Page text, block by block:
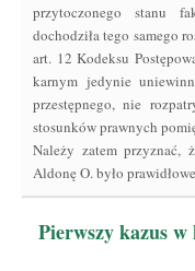
przytoczonego stanu
dochodziła tego samego
art. 12 Kodeksu
karnym jedynie
przestępnego, nie
stosunków prawnych
Należy zatem przyznać,
Aldonę O. było
Pierwszy kazus